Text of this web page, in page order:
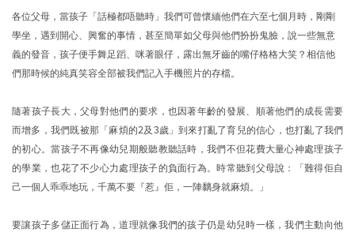
各位父母，當孩子「話極都唔聽時」我們可曾懷緬他們在六至七個月時，剛剛
學坐，遇到開心、興奮的事情，甚至簡單如父母與他們扮扮鬼臉，說一些無意
義的發音，孩子便手舞足蹈、咪著眼仔，露出無牙齒的嘴仔格格大笑？相信他
們那時候的純真笑容全部被我們記入手機照片的存檔。
隨著孩子長大，父母對他們的要求，也因著年齡的發展、順著他們的成長需要
而增多，我們既被那「麻煩的2及3歲」到來打亂了育兒的信心，也打亂了我們
的初心。當孩子不再像幼兒期般聽教聽話時，我們不但花費大量心神處理孩子
的學業，也花了不少心力處理孩子的負面行為。時常聽到父母說：「難得佢自
己一個人乖乖地玩，千萬不要『惹』佢，一陣黐身就麻煩。」
要讓孩子多儲正面行為，道理就像我們的孩子仍是幼兒時一樣，我們主動向他